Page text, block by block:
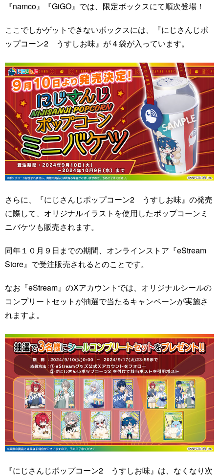
『namco』『GiGO』では、限定ボックスにて順次登場！
ここでしかゲットできないボックスには、『にじさんじポ
ップコーン2 うすしお味』が４袋が入っています。
さらに、『にじさんじポップコーン2 うすしお味』の発売
に際して、オリジナルイラストを使用したポップコーンミ
ニバケツも販売されます。
同年１０月９日までの期間、オンラインストア『eStream
Store』で受注販売されるとのことです。
なお『eStream』のXアカウントでは、オリジナルシールの
コンプリートセットが抽選で当たるキャンペーンが実施さ
れますよ。
『にじさんじポップコーン2 うすしお味』は、なくなり次